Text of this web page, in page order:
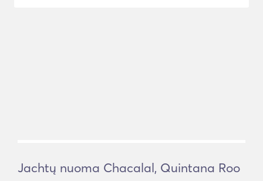
Jachtų nuoma Chacalal, Quintana Roo